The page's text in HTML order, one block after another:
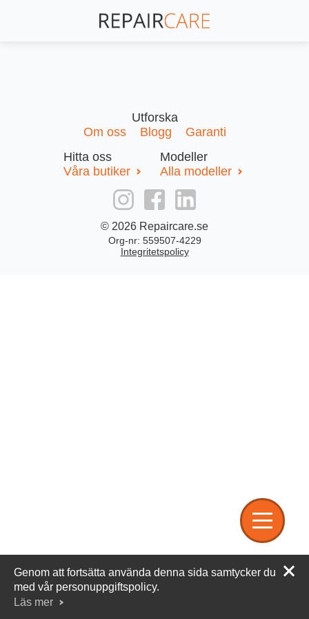
Halmstad
Värnamo
Blogg
Vanliga frågor
Utforska
Om oss
Blogg
Garanti
Hitta oss
Våra butiker
Modeller
Alla modeller
© 2026 Repaircare.se
Org-nr: 559507-4229
Integritetspolicy
Genom att fortsätta använda denna sida samtycker du
med vår personuppgiftspolicy.
Läs mer